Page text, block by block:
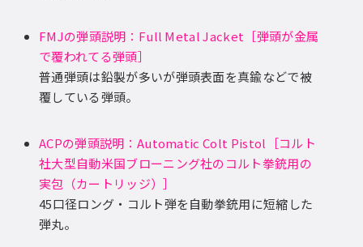
FMJの弾頭説明：Full Metal Jacket［弾頭が金属
で覆われてる弾頭］
普通弾頭は鉛製が多いが弾頭表面を真鍮などで被
覆している弾頭。
ACPの弾頭説明：Automatic Colt Pistol［コルト
社大型自動米国ブローニング社のコルト拳銃用の
実包（カートリッジ）］
45口径ロング・コルト弾を自動拳銃用に短縮した
弾丸。